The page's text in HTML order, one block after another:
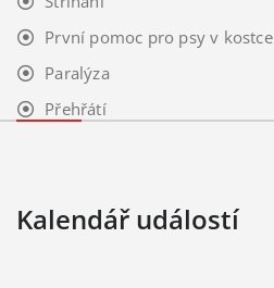
První pomoc pro psy v kostce
Paralýza
Přehřátí
Kalendář událostí